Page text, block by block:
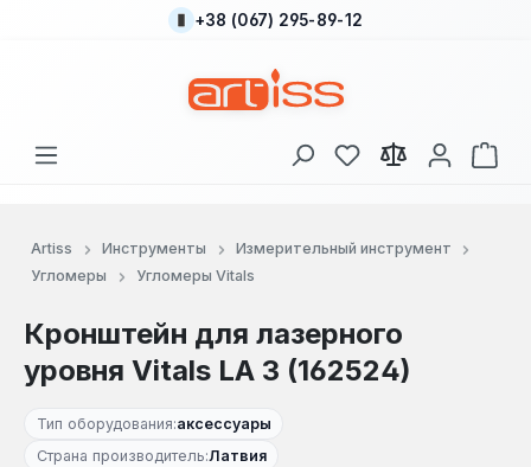
Перейти к основному содержанию
+38 (067) 295-89-12
У вас есть товары
В
Artiss Инструменты
Измерительный инструмент
Угломеры
Угломеры Vitals
Кронштейн для лазерного
уровня Vitals LA 3 (162524)
Тип оборудования:аксессуары
Страна производитель:Латвия